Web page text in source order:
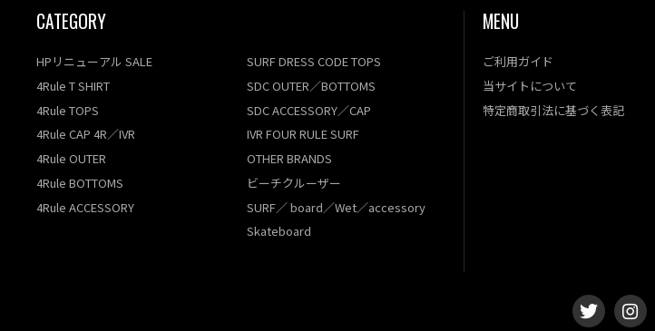
CATEGORY
HPリニューアル SALE
4Rule T SHIRT
4Rule TOPS
4Rule CAP 4R／IVR
4Rule OUTER
4Rule BOTTOMS
4Rule ACCESSORY
SURF DRESS CODE TOPS
SDC OUTER／BOTTOMS
SDC ACCESSORY／CAP
IVR FOUR RULE SURF
OTHER BRANDS
ビーチクルーザー
SURF／ board／Wet／accessory
Skateboard
MENU
ご利用ガイド
当サイトについて
特定商取引法に基づく表記